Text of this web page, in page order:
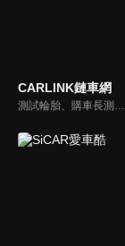
CARLINK鏈車網
測試輪胎、購車長測、交通法規、海外試駕，不只是試車，CARLINK將帶給你更全方位的內容！